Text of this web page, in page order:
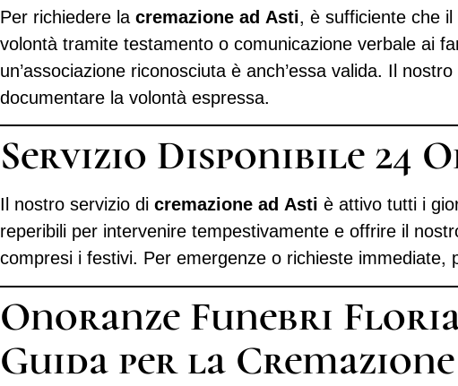
Per richiedere lacremazione ad Asti, è sufficiente che
volontà tramite testamento o comunicazione verbale ai
un’associazione riconosciuta è anch’essa valida. Il
documentare la volontà espressa.
Servizio Disponibile 24
Il nostro servizio dicremazione ad Astiè attivo tutti i
reperibili per intervenire tempestivamente e offrire il
compresi i festivi. Per emergenze o richieste immediate,
Onoranze Funebri
Guida per la